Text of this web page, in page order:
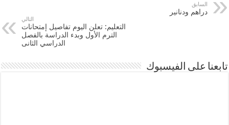
السابق
دراهم ودنانير
التالي
التعليم: تعلن اليوم تفاصيل إمتحانات
الترم الأول وبدء الدراسة بالفصل
الدراسي الثانى
تابعنا على الفيسبوك